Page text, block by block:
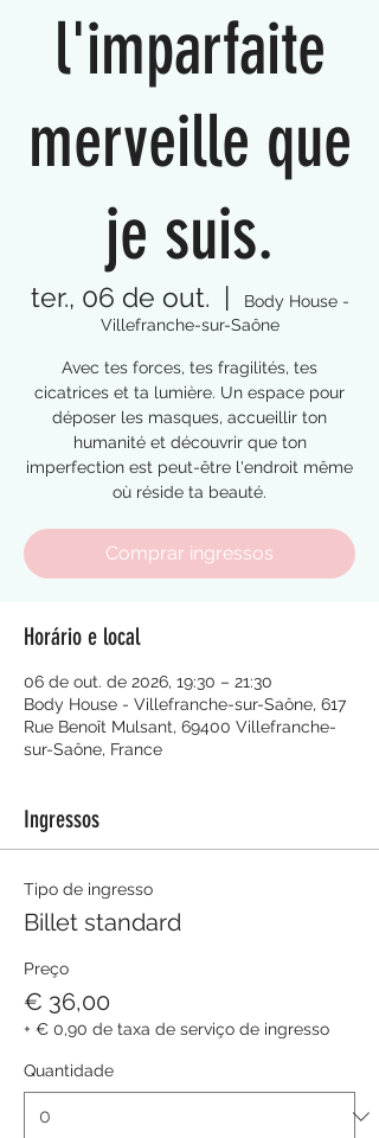
l'imparfaite
merveille que
je suis.
ter., 06 de out.
  |
Body House -
Villefranche-sur-Saône
Avec tes forces, tes fragilités, tes
cicatrices et ta lumière. Un espace pour
déposer les masques, accueillir ton
humanité et découvrir que ton
imperfection est peut-être l'endroit même
où réside ta beauté.
Comprar ingressos
Horário e local
06 de out. de 2026, 19:30 – 21:30
Body House - Villefranche-sur-Saône, 617
Rue Benoît Mulsant, 69400 Villefranche-
sur-Saône, France
Ingressos
Tipo de ingresso
Billet standard
Preço
€ 36,00
+ € 0,90 de taxa de serviço de ingresso
Quantidade